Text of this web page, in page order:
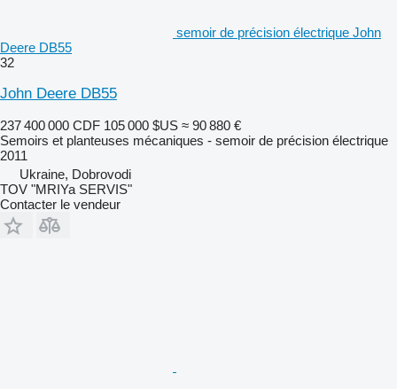
semoir de précision électrique John
Deere DB55
32
John Deere DB55
237 400 000 CDF 105 000 $US ≈ 90 880 €
Semoirs et planteuses mécaniques - semoir de précision électrique
2011
Ukraine, Dobrovodi
TOV "MRIYa SERVIS"
Contacter le vendeur